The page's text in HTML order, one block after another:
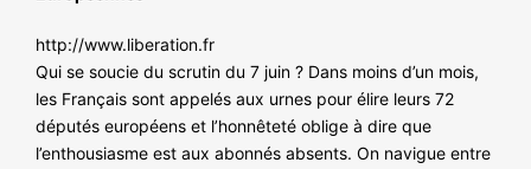
http://www.liberation.fr
Qui se soucie du scrutin du 7 juin ? Dans moins d’un mois,
les Français sont appelés aux urnes pour élire leurs 72
députés européens et l’honnêteté oblige à dire que
l’enthousiasme est aux abonnés absents. On navigue entre